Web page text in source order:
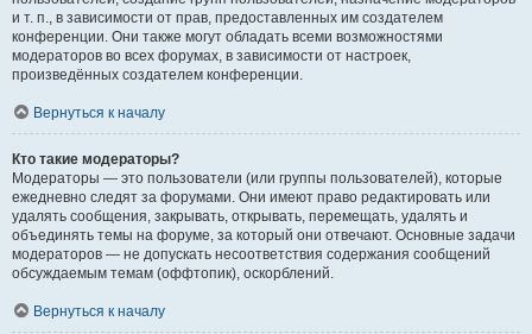
и т. п., в зависимости от прав, предоставленных им создателем
конференции. Они также могут обладать всеми возможностями
модераторов во всех форумах, в зависимости от настроек,
произведённых создателем конференции.
Вернуться к началу
Кто такие модераторы?
Модераторы — это пользователи (или группы пользователей), которые
ежедневно следят за форумами. Они имеют право редактировать или
удалять сообщения, закрывать, открывать, перемещать, удалять и
объединять темы на форуме, за который они отвечают. Основные задачи
модераторов — не допускать несоответствия содержания сообщений
обсуждаемым темам (оффтопик), оскорблений.
Вернуться к началу